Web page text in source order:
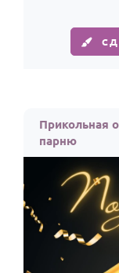
Прикольная
парню